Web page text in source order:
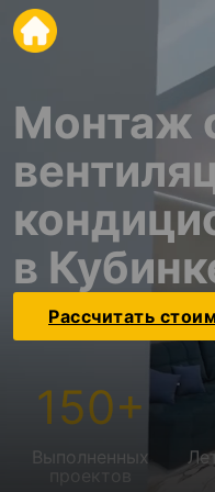
Mонтаж
в
Рассчитать
150+
Выполненных
проектов